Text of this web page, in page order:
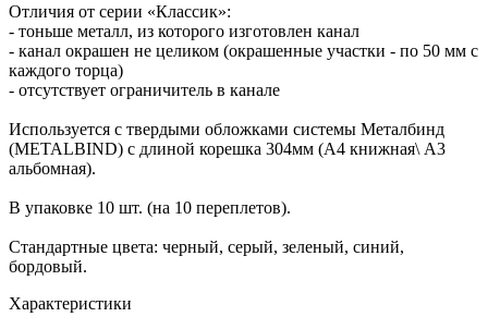
Отличия от серии «Классик»:
- тоньше металл, из которого изготовлен канал
- канал окрашен не целиком (окрашенные участки - по 50 мм с
каждого торца)
- отсутствует ограничитель в канале
Используется с твердыми обложками системы Металбинд
(METALBIND) с длиной корешка 304мм (А4 книжная\ А3
альбомная).
В упаковке 10 шт. (на 10 переплетов).
Стандартные цвета: черный, серый, зеленый, синий,
бордовый.
Характеристики